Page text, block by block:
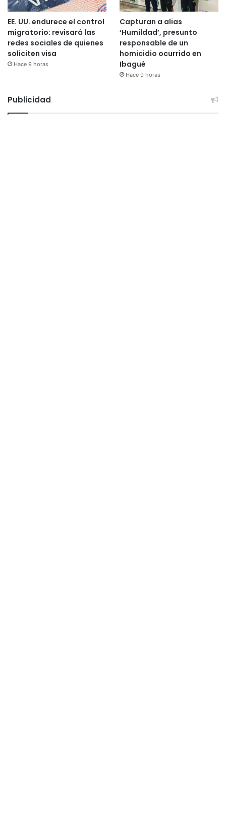
EE. UU. endurece el control
migratorio: revisará las
redes sociales de quienes
soliciten visa
Hace 9 horas
Capturan a alias
‘Humildad’, presunto
responsable de un
homicidio ocurrido en
Ibagué
Hace 9 horas
Publicidad